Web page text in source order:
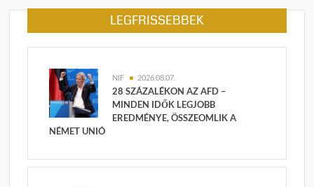
LEGFRISSEBBEK
NIF 2026.08.07.
28 SZÁZALÉKON AZ AFD –
MINDEN IDŐK LEGJOBB
EREDMÉNYE, ÖSSZEOMLIK A
NÉMET UNIÓ